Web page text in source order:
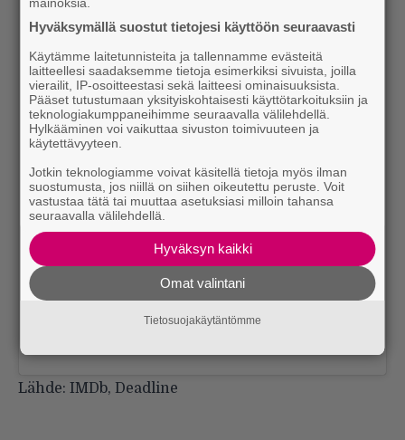
View this post on Instagram
Lähde: IMDb, Deadline
Hyväksymällä suostut tietojesi käyttöön seuraavasti
Käytämme laitetunnisteita ja tallennamme evästeitä
laitteellesi saadaksemme tietoja esimerkiksi sivuista, joilla
vierailit, IP-osoitteestasi sekä laitteesi ominaisuuksista.
Pääset tutustumaan yksityiskohtaisesti käyttötarkoituksiin ja
teknologiakumppaneihimme seuraavalla välilehdellä.
Hylkääminen voi vaikuttaa sivuston toimivuuteen ja
käytettävyyteen.
Jotkin teknologiamme voivat käsitellä tietoja myös ilman
suostumusta, jos niillä on siihen oikeutettu peruste. Voit
vastustaa tätä tai muuttaa asetuksiasi milloin tahansa
seuraavalla välilehdellä.
Hyväksyn kaikki
Omat valintani
Tietosuojakäytäntömme